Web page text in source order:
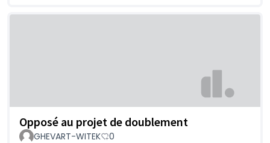
Opposé au projet de doublement
GHEVART-WITEK 0